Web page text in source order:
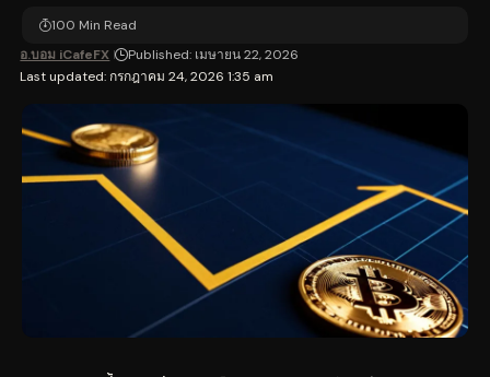
Last updated: กรกฎาคม 24, 2026 1:35 am
อ.บอม iCafeFX Published: เมษายน 22, 2026
100 Min Read